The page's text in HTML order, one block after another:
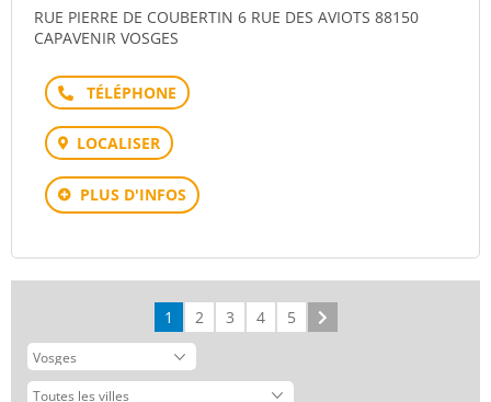
RUE PIERRE DE COUBERTIN 6 RUE DES AVIOTS 88150
CAPAVENIR VOSGES
Téléphone
LOCALISER
PLUS D'INFOS
1 2 3 4 5